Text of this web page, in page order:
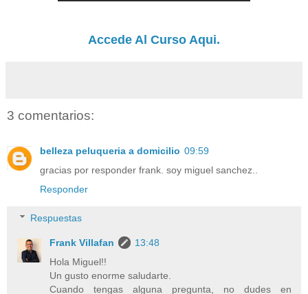
Accede Al Curso Aqui.
3 comentarios:
belleza peluqueria a domicilio 09:59
gracias por responder frank. soy miguel sanchez..
Responder
Respuestas
Frank Villafan
13:48
Hola Miguel!!
Un gusto enorme saludarte.
Cuando tengas alguna pregunta, no dudes en